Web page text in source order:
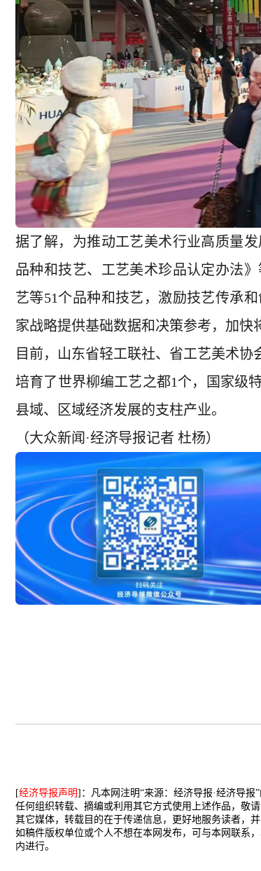
据了解，为推动工艺美术行业高质量
品种和技艺、工艺美术珍品认定办法
艺等51个品种和技艺，激励技艺传承
家战略提供基础数据和决策参考，加快
目前，山东省轻工联社、省工艺美术
培育了世界柳编工艺之都1个，国家级
县域、区域经济发展的支柱产业。
（大众新闻·经济导报记者 杜杨）
[经济导报声明]：凡本网注明“来源：经济导报·经济导
任何组织转载、摘编或利用其它方式使用上述作品，敬
其它媒体，转载目的在于传递信息，更好地服务读者，
如稿件版权单位或个人不想在本网发布，可与本网联系
内进行。